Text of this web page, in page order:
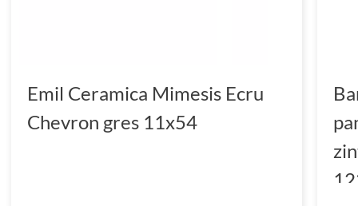
Emil Ceramica Mimesis Ecru
Chevron gres 11x54